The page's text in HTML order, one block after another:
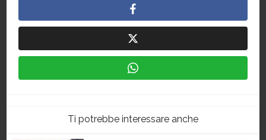
Ti potrebbe interessare anche